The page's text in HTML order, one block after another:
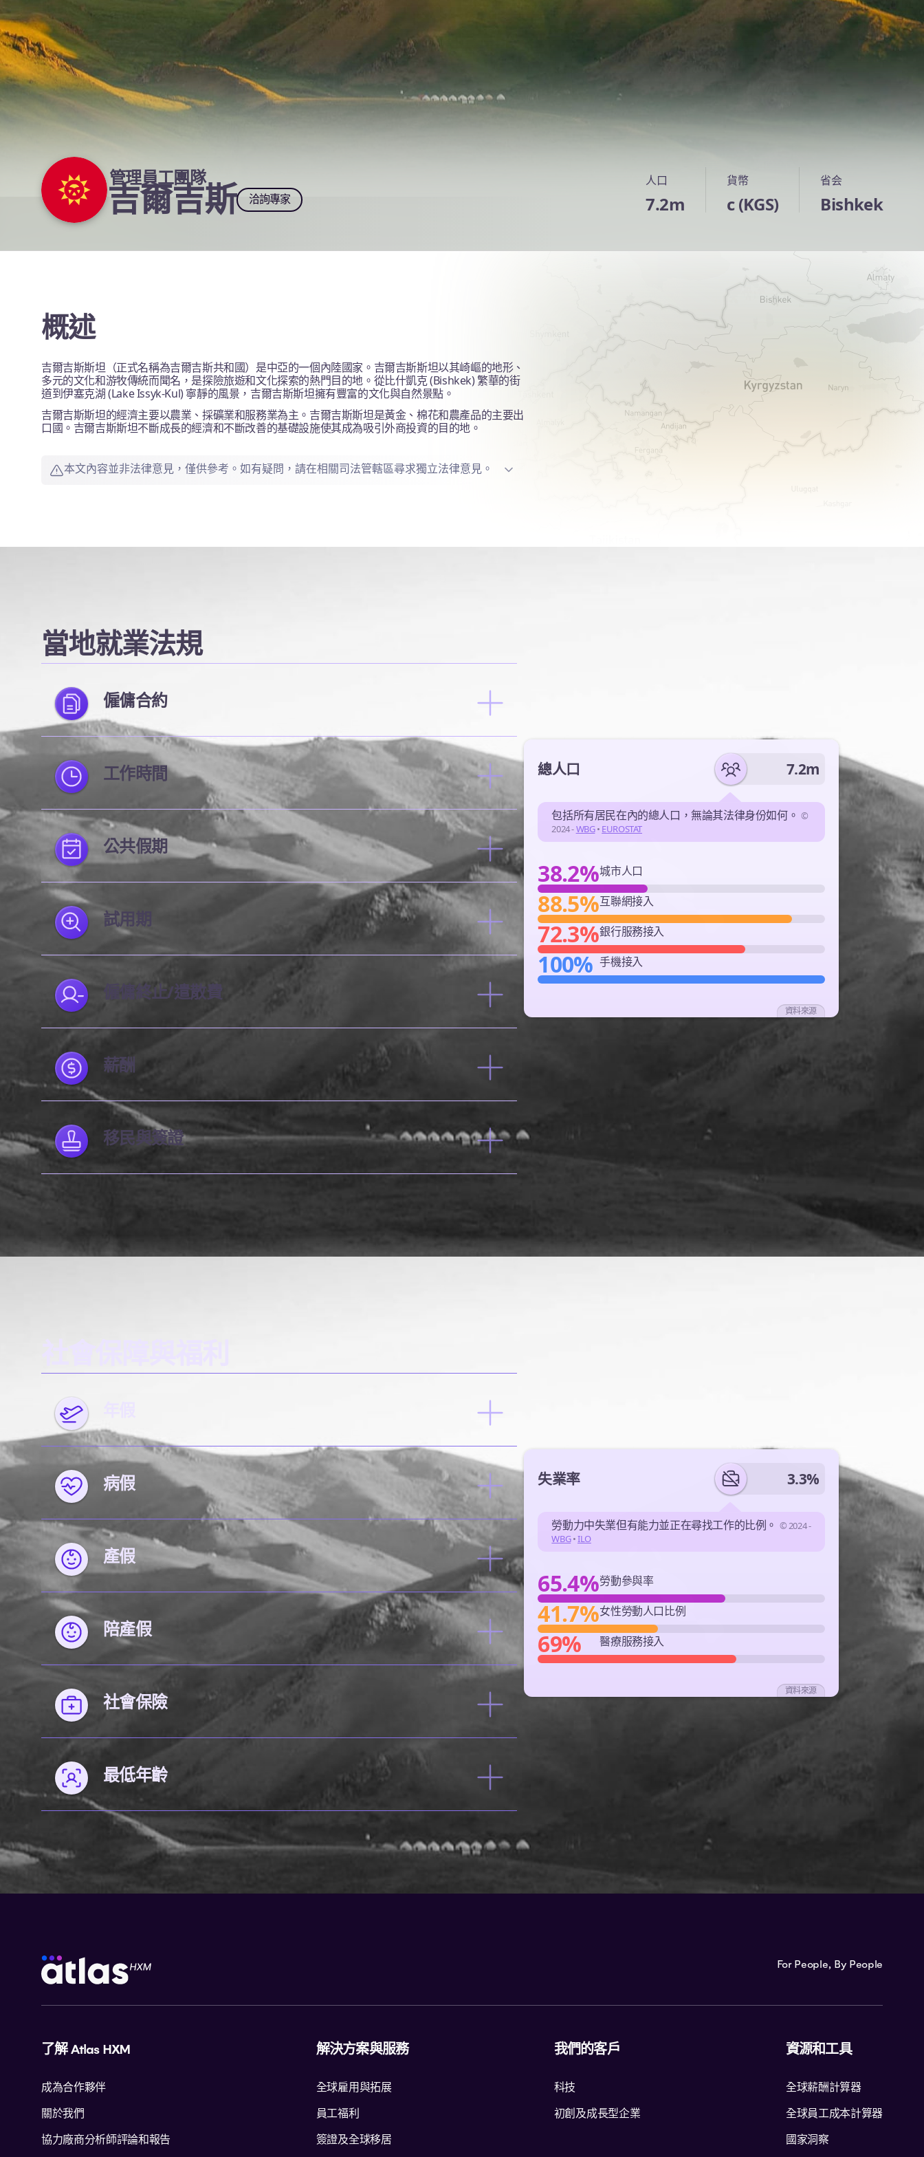
管理員工團隊
吉爾吉斯 洽詢專家
人口
7.2m
貨幣
с (KGS)
省会
Bishkek
概述
吉爾吉斯斯坦（正式名稱為吉爾吉斯共和國）是中亞的一個內陸國家。吉爾吉斯斯坦以其崎嶇的地形、
多元的文化和游牧傳統而聞名，是探險旅遊和文化探索的熱門目的地。從比什凱克 (Bishkek) 繁華的街
道到伊塞克湖 (Lake Issyk-Kul) 寧靜的風景，吉爾吉斯斯坦擁有豐富的文化與自然景點。
吉爾吉斯斯坦的經濟主要以農業、採礦業和服務業為主。吉爾吉斯斯坦是黃金、棉花和農產品的主要出
口國。吉爾吉斯斯坦不斷成長的經濟和不斷改善的基礎設施使其成為吸引外商投資的目的地。
本文內容並非法律意見，僅供參考。如有疑問，請在相關司法管轄區尋求獨立法律意見。
當地就業法規
僱傭合約
工作時間
公共假期
試用期
僱傭終止/遣散費
薪酬
移民與簽證
總人口 7.2m
包括所有居民在內的總人口，無論其法律身份如何。 ©
2024 -WBG• EUROSTAT
38.2%城市人口
88.5%互聯網接入
72.3%銀行服務接入
100% 手機接入
資料來源
病假
產假
陪產假
社會保險
最低年齡
失業率 3.3%
勞動力中失業但有能力並正在尋找工作的比例。 © 2024 -
WBG•ILO
65.4%勞動參與率
41.7%女性勞動人口比例
69% 醫療服務接入
資料來源
For People, By People
了解 Atlas HXM
成為合作夥伴
關於我們
協力廠商分析師評論和報告
解決方案與服務
全球雇用與拓展
員工福利
簽證及全球移居
我們的客戶
科技
初創及成長型企業
資源和工具
全球薪酬計算器
全球員工成本計算器
國家洞察